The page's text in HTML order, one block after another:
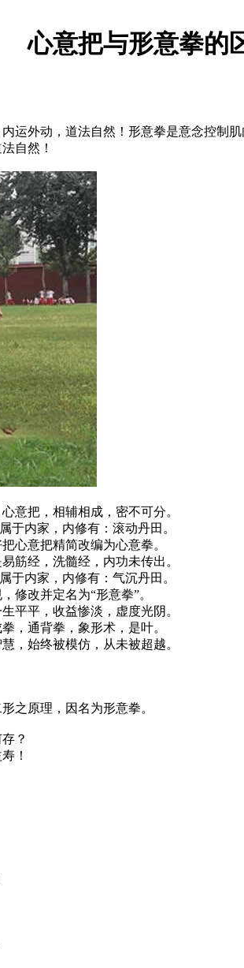
心意把与形意拳的
外动，道法自然！形意拳是意念控制
自然！
把，相辅相成，密不可分。
内家，内修有：滚动丹田。
意把精简改编为心意拳。
经，洗髓经，内功未传出。
内家，内修有：气沉丹田。
改并定名为“形意拳”。
平，收益惨淡，虚度光阴。
通背拳，象形术，是叶。
始终被模仿，从未被超越。
原理，因名为形意拳。
？
！